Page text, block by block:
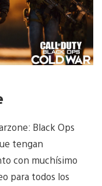
Black Ops
tengan
con muchísimo
para todos los